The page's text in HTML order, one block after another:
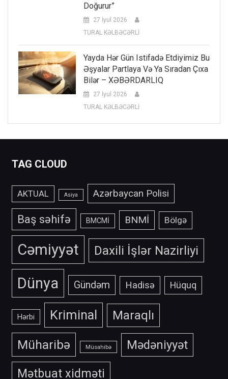
Doğurur”
27 İyul 2026
TURAL KƏLBƏCƏRLİ
Yayda Hər Gün Istifadə Etdiyimiz Bu
Əşyalar Partlaya Və Ya Sıradan Çıxa
Bilər – XƏBƏRDARLIQ
27 İyul 2026
TURAL KƏLBƏCƏRLİ
TAG CLOUD
AKTUAL Asiya Azərbaycan Polisi
Baş səhifə BMCMİ BNMİ Bölgə
Cəmiyyət Daxili İşlər Nazirliyi
Dünya Gündəm Hadisə Hüquq
Hərbi Kriminal Maraqlı
Müharibə Müsahibə
Mədəniyyət
Mətbuat xidməti